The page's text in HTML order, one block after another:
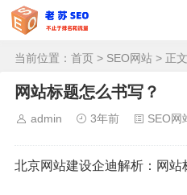
当前位置： 首页 > SEO网站 > 正
网站标题怎么书写？
admin 3年前 SEO网
北京网站建设企迪解析：网站